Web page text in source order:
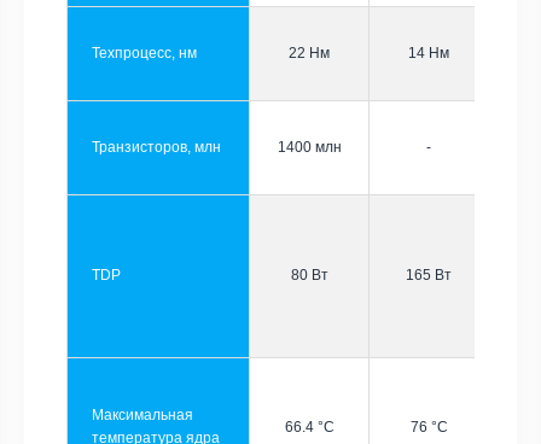
Техпроцесс, нм 22 Нм 14 Нм
Транзисторов, млн 1400 млн -
TDP 80 Вт 165 Вт
Максимальная
температура ядра
66.4 °C 76 °C